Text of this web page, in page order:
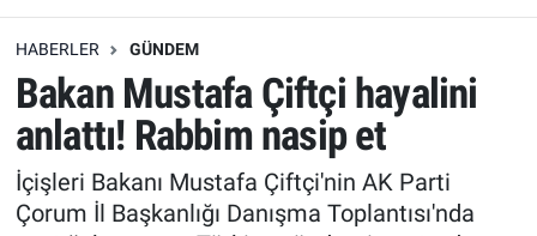
HABERLER GÜNDEM
Bakan Mustafa Çiftçi hayalini
anlattı! Rabbim nasip et
İçişleri Bakanı Mustafa Çiftçi'nin AK Parti
Çorum İl Başkanlığı Danışma Toplantısı'nda
Erişim Bilgileri
Ekonomi
Trend
Erişim Bilgileri
Spor
Ekonomi
Erişim Bilgileri
Tüm Manşetler
Son Dakika Haberleri